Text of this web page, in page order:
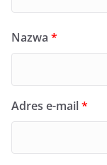
Nazwa *
Adres e-mail*